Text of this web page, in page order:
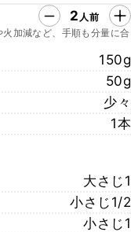
2 人前
加減など、手順も分量に合
150g
50g
少々
1本
大さじ1
小さじ1/2
小さじ1